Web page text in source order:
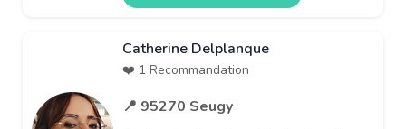
Catherine Delplanque
❤️ 1 Recommandation
📍 95270 Seugy